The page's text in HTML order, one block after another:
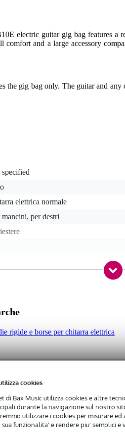
cookies
di Bax Music utilizza cookies e altre
durante la navigazione sul nostro
utilizzare i cookies per misurare
funzionalita' e rendere piu' semplici e
electric guitar gig bag features a
and a large accessory
the gig bag only. The guitar and
specified
elettrica normale
mancini, per destri
sides, solo per 6-in-line
ST, stile TE, cutaway singolo, doppio
specified
rigide e borse per chitarra elettrica